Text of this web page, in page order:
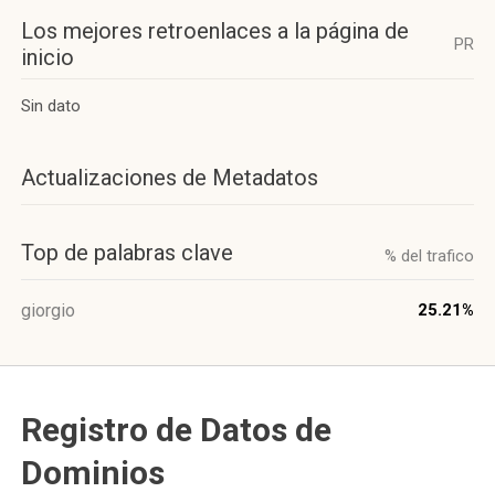
Los mejores retroenlaces a la página de
inicio
PR
Sin dato
Actualizaciones de Metadatos
Top de palabras clave % del trafico
giorgio 25.21%
Registro de Datos de
Dominios